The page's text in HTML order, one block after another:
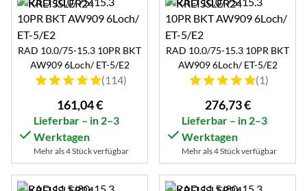
RAD 10.0/75-15.3 10PR BKT
AW909 6Loch/ ET-5/E2
Bewertung: 5 von 5 (114 Bewertungen)
(114)
161,04€
Lieferbar – in 2–3
Werktagen
Mehr als 4 Stück verfügbar
RAD 10.0/75-15.3 10PR BKT
AW909 6Loch/ ET-5/E2
Bewertung: 5 von 5 (1
(1)
276,73€
Lieferbar – in 2–3
Werktagen
Mehr als 4 Stück verfügbar